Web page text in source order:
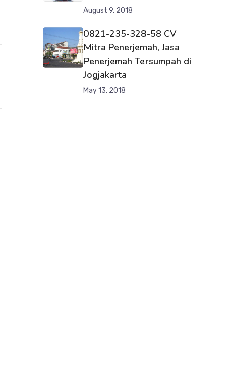
August 9, 2018
0821-235-328-58 CV
Mitra Penerjemah, Jasa
Penerjemah Tersumpah di
Jogjakarta
May 13, 2018